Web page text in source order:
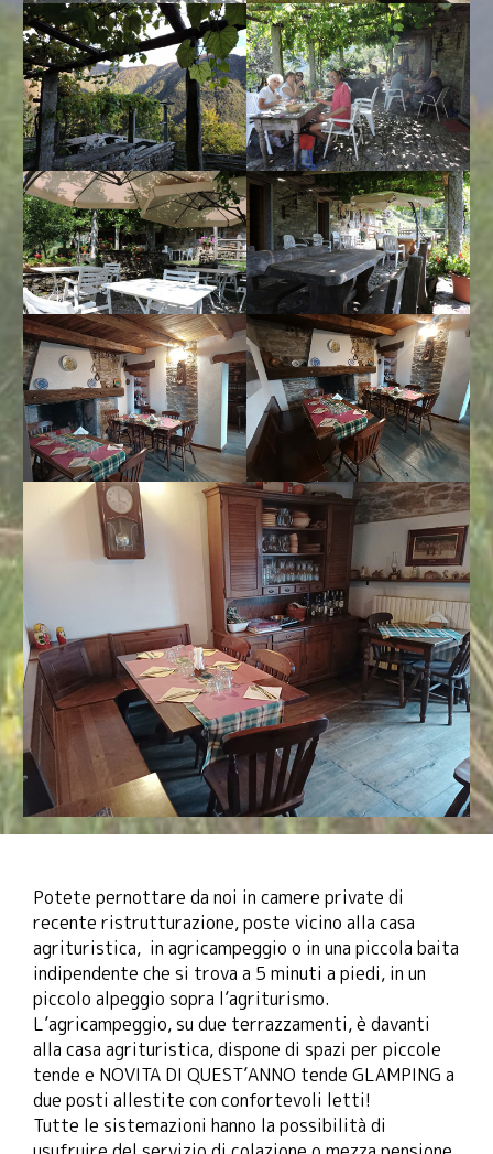
Potete pernottare da noi in camere private di
recente ristrutturazione, poste vicino alla casa
agrituristica, in agricampeggio o in una piccola baita
indipendente che si trova a 5 minuti a piedi, in un
piccolo alpeggio sopra l’agriturismo.
L’agricampeggio, su due terrazzamenti, è davanti
alla casa agrituristica, dispone di spazi per piccole
tende e NOVITA DI QUEST’ANNO tende GLAMPING a
due posti allestite con confortevoli letti!
Tutte le sistemazioni hanno la possibilità di